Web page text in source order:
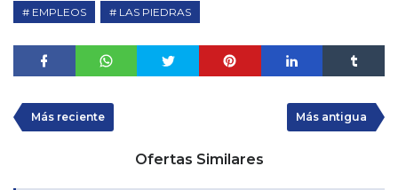
EMPLEOS LAS PIEDRAS
Más reciente Más antigua
Ofertas Similares